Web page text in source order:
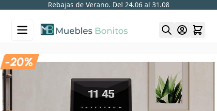
Rebajas de Verano. Del 24.06 al 31.08